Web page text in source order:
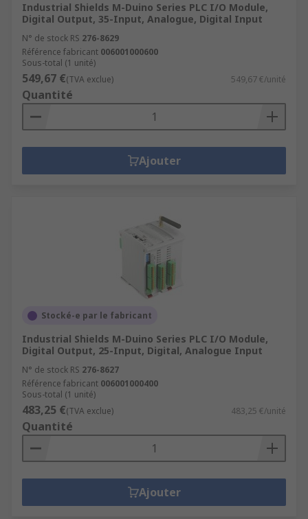
Industrial Shields M-Duino Series PLC I/O Module,
Digital Output, 35-Input, Analogue, Digital Input
N° de stock RS 276-8629
Référence fabricant 006001000600
Sous-total (1 unité)
549,67 €(TVA exclue) 549,67 €/unité
Quantité
Ajouter
Stocké-e par le fabricant
Industrial Shields M-Duino Series PLC I/O Module,
Digital Output, 25-Input, Digital, Analogue Input
N° de stock RS 276-8627
Référence fabricant 006001000400
Sous-total (1 unité)
483,25 €(TVA exclue) 483,25 €/unité
Quantité
Ajouter